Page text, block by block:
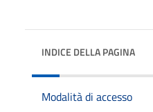
INDICE DELLA PAGINA
Modalità di accesso